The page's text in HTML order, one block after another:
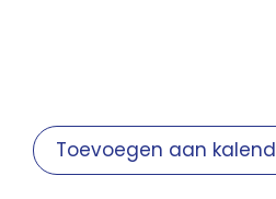
Toevoegen aan